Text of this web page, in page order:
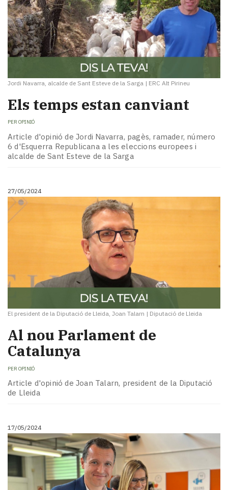
Jordi Navarra, alcalde de Sant Esteve de la Sarga | ERC Alt Pirineu
Els temps estan canviant
PER OPINIÓ
Article d'opinió de Jordi Navarra, pagès, ramader, número
6 d'Esquerra Republicana a les eleccions europees i
alcalde de Sant Esteve de la Sarga
27/05/2024
El president de la Diputació de Lleida, Joan Talarn | Diputació de Lleida
Al nou Parlament de
Catalunya
PER OPINIÓ
Article d'opinió de Joan Talarn, president de la Diputació
de Lleida
17/05/2024